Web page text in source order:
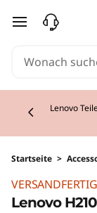
zum
Lenovo
Startseite >
VERSANDFERTIG
Lenovo